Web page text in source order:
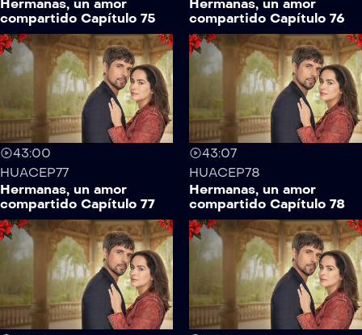
Hermanas, un amor
compartido Capítulo 75
Hermanas, un amor
compartido Capítulo 76
43:00
HUACEP77
Hermanas, un amor
compartido Capítulo 77
43:07
HUACEP78
Hermanas, un amor
compartido Capítulo 78